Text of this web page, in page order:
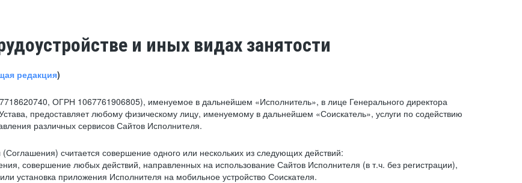
и иных видах занятости
редакция)
ОГРН 1067761906805), именуемое в дальнейшем «Исполнитель», в лице Генерального директора
предоставляет любому физическому лицу, именуемому в дальнейшем «Соискатель», услуги по содействию
различных сервисов Сайтов Исполнителя.
считается совершение одного или нескольких из следующих действий:
совершение любых действий, направленных на использование Сайтов Исполнителя (в т.ч. без регистрации),
установка приложения Исполнителя на мобильное устройство Соискателя.